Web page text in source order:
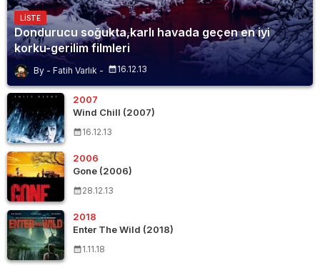
LISTE
Dondurucu soğukta,karlı havada geçen en iyi
korku-gerilim filmleri
Fatih Varlık 16.12.13
2007
Wind Chill (2007)
16.12.13
2006
Gone (2006)
28.12.13
2018
Enter The Wild (2018)
1.11.18